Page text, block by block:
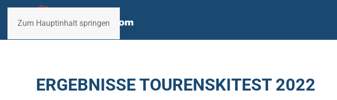
Zum Hauptinhalt springen
ERGEBNISSE TOURENSKITEST 2022